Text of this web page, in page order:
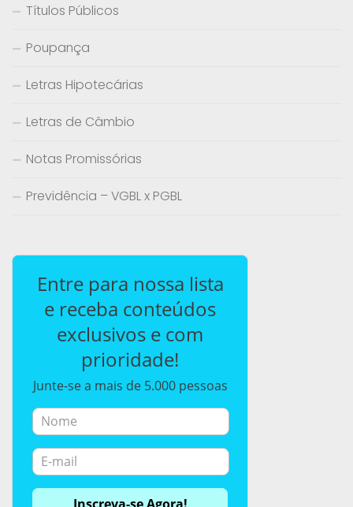
Títulos Públicos
Poupança
Letras Hipotecárias
Letras de Câmbio
Notas Promissórias
Previdência – VGBL x PGBL
Entre para nossa lista
e receba conteúdos
exclusivos e com
prioridade!
Junte-se a mais de 5.000 pessoas